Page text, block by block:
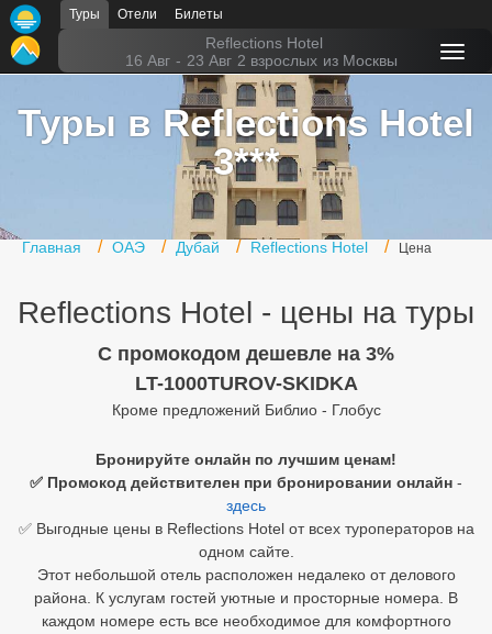
Туры Отели Билеты
Reflections Hotel
16 Авг - 23 Авг 2 взрослых из Москвы
Туры в Reflections Hotel
3***
Главная ОАЭ Дубай Reflections Hotel Цена
Reflections Hotel - цены на туры
C промокодом дешевле на 3%
LT-1000TUROV-SKIDKA
Кроме предложений Библио - Глобус
Бронируйте онлайн по лучшим ценам!
✅ Промокод действителен при бронировании онлайн -
здесь
✅ Выгодные цены в Reflections Hotel от всех туроператоров на
одном сайте.
Этот небольшой отель расположен недалеко от делового
района. К услугам гостей уютные и просторные номера. В
каждом номере есть все необходимое для комфортного
Главная
Туры в Турцию
Помощь
Подборки отелей
ОАЭ
Египет
Куба
Шри Ланка